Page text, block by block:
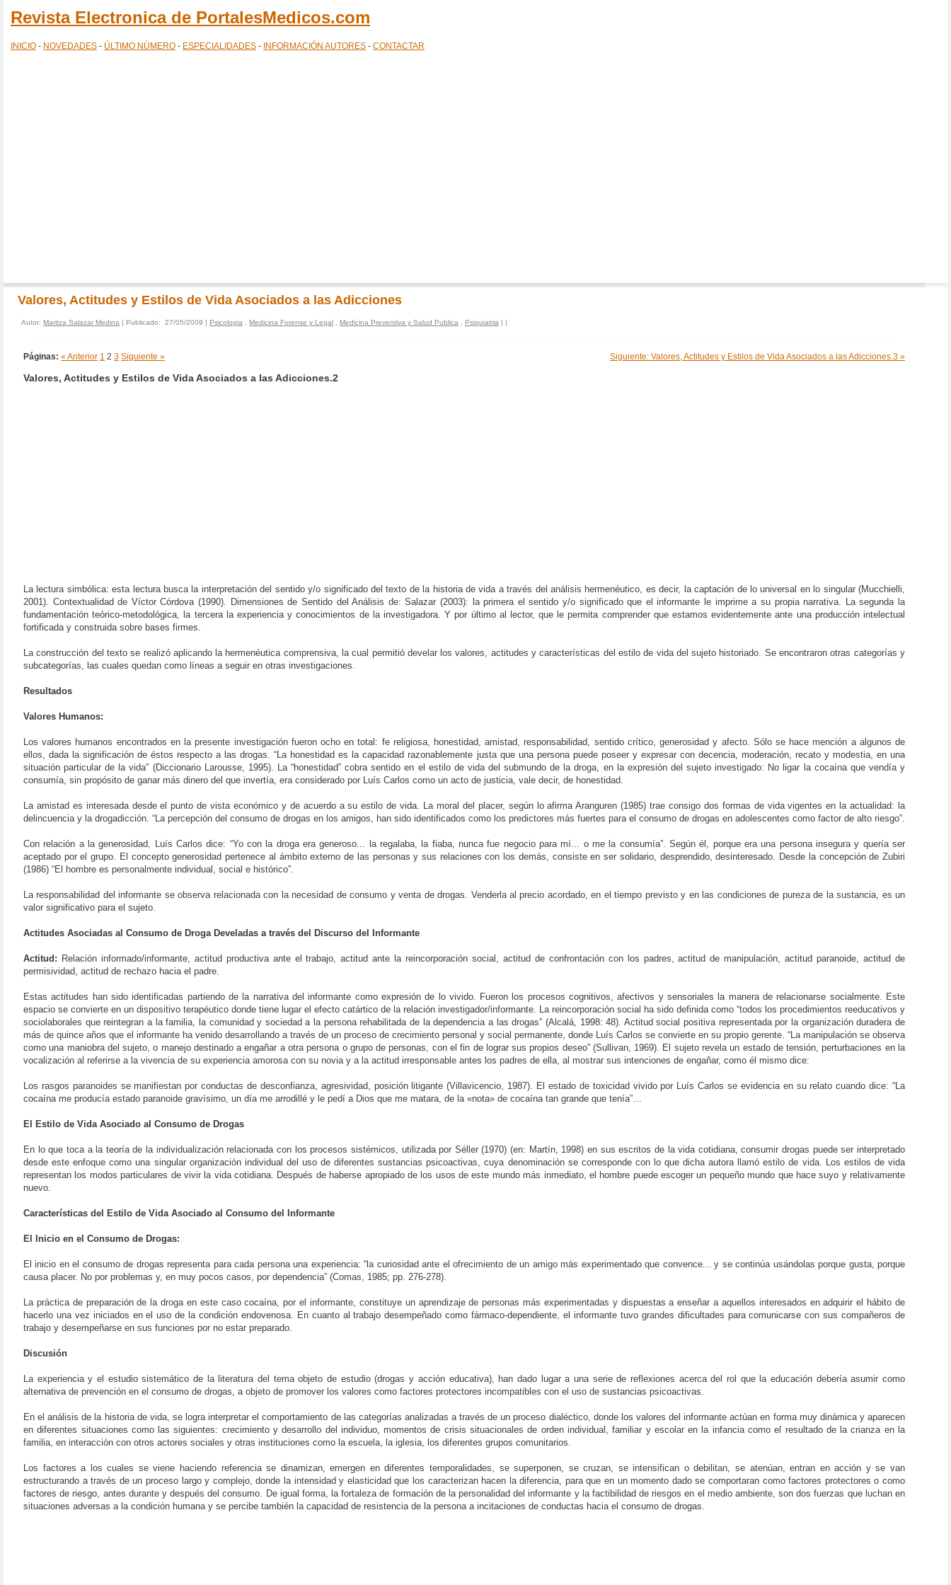
Revista Electronica de PortalesMedicos.com
INICIO - NOVEDADES - ÚLTIMO NÚMERO - ESPECIALIDADES - INFORMACIÓN AUTORES - CONTACTAR
Valores, Actitudes y Estilos de Vida Asociados a las Adicciones
Autor: Maritza Salazar Medina | Publicado: 27/05/2009 | Psicologia Medicina Forense y Legal Medicina Preventiva y Salud Publica Psiquiatria | |
Páginas: « Anterior 1 2 3 Siguiente » Siguiente: Valores, Actitudes y Estilos de Vida Asociados a las Adicciones.3 »
Valores, Actitudes y Estilos de Vida Asociados a las Adicciones.2
La lectura simbólica: esta lectura busca la interpretación del sentido y/o significado del texto de la historia de vida a través del análisis hermenéutico, es decir, la captación de lo universal en lo singular (Mucchielli,
2001). Contextualidad de Víctor Córdova (1990). Dimensiones de Sentido del Análisis de: Salazar (2003): la primera el sentido y/o significado que el informante le imprime a su propia narrativa. La segunda la
fundamentación teórico-metodológica, la tercera la experiencia y conocimientos de la investigadora. Y por último al lector, que le permita comprender que estamos evidentemente ante una producción intelectual
fortificada y construida sobre bases firmes.
La construcción del texto se realizó aplicando la hermenéutica comprensiva, la cual permitió develar los valores, actitudes y características del estilo de vida del sujeto historiado. Se encontraron otras categorías y
subcategorías, las cuales quedan como líneas a seguir en otras investigaciones.
Resultados
Valores Humanos:
Los valores humanos encontrados en la presente investigación fueron ocho en total: fe religiosa, honestidad, amistad, responsabilidad, sentido crítico, generosidad y afecto. Sólo se hace mención a algunos de
ellos, dada la significación de éstos respecto a las drogas. “La honestidad es la capacidad razonablemente justa que una persona puede poseer y expresar con decencia, moderación, recato y modestia, en una
situación particular de la vida” (Diccionario Larousse, 1995). La “honestidad” cobra sentido en el estilo de vida del submundo de la droga, en la expresión del sujeto investigado: No ligar la cocaína que vendía y
consumía, sin propósito de ganar más dinero del que invertía, era considerado por Luís Carlos como un acto de justicia, vale decir, de honestidad.
La amistad es interesada desde el punto de vista económico y de acuerdo a su estilo de vida. La moral del placer, según lo afirma Aranguren (1985) trae consigo dos formas de vida vigentes en la actualidad: la
delincuencia y la drogadicción. “La percepción del consumo de drogas en los amigos, han sido identificados como los predictores más fuertes para el consumo de drogas en adolescentes como factor de alto riesgo”.
Con relación a la generosidad, Luís Carlos dice: “Yo con la droga era generoso... la regalaba, la fiaba, nunca fue negocio para mí... o me la consumía”. Según él, porque era una persona insegura y quería ser
aceptado por el grupo. El concepto generosidad pertenece al ámbito externo de las personas y sus relaciones con los demás, consiste en ser solidario, desprendido, desinteresado. Desde la concepción de Zubiri
(1986) “El hombre es personalmente individual, social e histórico”.
La responsabilidad del informante se observa relacionada con la necesidad de consumo y venta de drogas. Venderla al precio acordado, en el tiempo previsto y en las condiciones de pureza de la sustancia, es un
valor significativo para el sujeto.
Actitudes Asociadas al Consumo de Droga Develadas a través del Discurso del Informante
Actitud: Relación informado/informante, actitud productiva ante el trabajo, actitud ante la reincorporación social, actitud de confrontación con los padres, actitud de manipulación, actitud paranoide, actitud de
permisividad, actitud de rechazo hacia el padre.
Estas actitudes han sido identificadas partiendo de la narrativa del informante como expresión de lo vivido. Fueron los procesos cognitivos, afectivos y sensoriales la manera de relacionarse socialmente. Este
espacio se convierte en un dispositivo terapéutico donde tiene lugar el efecto catártico de la relación investigador/informante. La reincorporación social ha sido definida como “todos los procedimientos reeducativos y
sociolaborales que reintegran a la familia, la comunidad y sociedad a la persona rehabilitada de la dependencia a las drogas” (Alcalá, 1998: 48). Actitud social positiva representada por la organización duradera de
más de quince años que el informante ha venido desarrollando a través de un proceso de crecimiento personal y social permanente, donde Luís Carlos se convierte en su propio gerente. “La manipulación se observa
como una maniobra del sujeto, o manejo destinado a engañar a otra persona o grupo de personas, con el fin de lograr sus propios deseo” (Sullivan, 1969). El sujeto revela un estado de tensión, perturbaciones en la
vocalización al referirse a la vivencia de su experiencia amorosa con su novia y a la actitud irresponsable antes los padres de ella, al mostrar sus intenciones de engañar, como él mismo dice:
Los rasgos paranoides se manifiestan por conductas de desconfianza, agresividad, posición litigante (Villavicencio, 1987). El estado de toxicidad vivido por Luís Carlos se evidencia en su relato cuando dice: “La
cocaína me producía estado paranoide gravísimo, un día me arrodillé y le pedí a Dios que me matara, de la «nota» de cocaína tan grande que tenía”…
El Estilo de Vida Asociado al Consumo de Drogas
En lo que toca a la teoría de la individualización relacionada con los procesos sistémicos, utilizada por Séller (1970) (en: Martín, 1998) en sus escritos de la vida cotidiana, consumir drogas puede ser interpretado
desde este enfoque como una singular organización individual del uso de diferentes sustancias psicoactivas, cuya denominación se corresponde con lo que dicha autora llamó estilo de vida. Los estilos de vida
representan los modos particulares de vivir la vida cotidiana. Después de haberse apropiado de los usos de este mundo más inmediato, el hombre puede escoger un pequeño mundo que hace suyo y relativamente
nuevo.
Características del Estilo de Vida Asociado al Consumo del Informante
El Inicio en el Consumo de Drogas:
El inicio en el consumo de drogas representa para cada persona una experiencia: “la curiosidad ante el ofrecimiento de un amigo más experimentado que convence... y se continúa usándolas porque gusta, porque
causa placer. No por problemas y, en muy pocos casos, por dependencia” (Comas, 1985; pp. 276-278).
La práctica de preparación de la droga en este caso cocaína, por el informante, constituye un aprendizaje de personas más experimentadas y dispuestas a enseñar a aquellos interesados en adquirir el hábito de
hacerlo una vez iniciados en el uso de la condición endovenosa. En cuanto al trabajo desempeñado como fármaco-dependiente, el informante tuvo grandes dificultades para comunicarse con sus compañeros de
trabajo y desempeñarse en sus funciones por no estar preparado.
Discusión
La experiencia y el estudio sistemático de la literatura del tema objeto de estudio (drogas y acción educativa), han dado lugar a una serie de reflexiones acerca del rol que la educación debería asumir como
alternativa de prevención en el consumo de drogas, a objeto de promover los valores como factores protectores incompatibles con el uso de sustancias psicoactivas.
En el análisis de la historia de vida, se logra interpretar el comportamiento de las categorías analizadas a través de un proceso dialéctico, donde los valores del informante actúan en forma muy dinámica y aparecen
en diferentes situaciones como las siguientes: crecimiento y desarrollo del individuo, momentos de crisis situacionales de orden individual, familiar y escolar en la infancia como el resultado de la crianza en la
familia, en interacción con otros actores sociales y otras instituciones como la escuela, la iglesia, los diferentes grupos comunitarios.
Los factores a los cuales se viene haciendo referencia se dinamizan, emergen en diferentes temporalidades, se superponen, se cruzan, se intensifican o debilitan, se atenúan, entran en acción y se van
estructurando a través de un proceso largo y complejo, donde la intensidad y elasticidad que los caracterizan hacen la diferencia, para que en un momento dado se comportaran como factores protectores o como
factores de riesgo, antes durante y después del consumo. De igual forma, la fortaleza de formación de la personalidad del informante y la factibilidad de riesgos en el medio ambiente, son dos fuerzas que luchan en
situaciones adversas a la condición humana y se percibe también la capacidad de resistencia de la persona a incitaciones de conductas hacia el consumo de drogas.